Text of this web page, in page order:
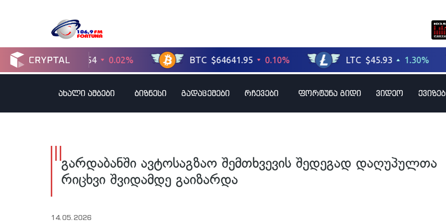
ახალი ამბები ბიზნესი გადაცემები რჩევები ფორტუნა გიდი ვიდეო
გარდაბანში ავტოსაგზაო შემთხვევის შედეგად დაღუპულთა
რიცხვი შვიდამდე გაიზარდა
14.05.2026